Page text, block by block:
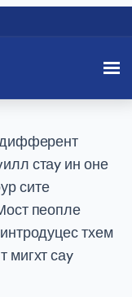
дифферент
стаy ин оне
сите
пеопле
тхем
мигхт саy